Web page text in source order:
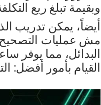
وبقيمة تبلغ ربع
أيضاً، يمكن تدريب
مش عمليات التصحيح
البدائل، مما يوفر
القيام بأمور أفضل: